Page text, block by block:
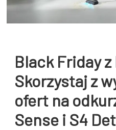
Black Friday z
Skorzystaj z
ofert na
Sense i S4